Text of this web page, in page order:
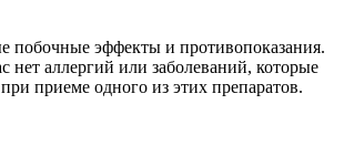
побочные эффекты и противопоказания.
нет аллергий или заболеваний, которые
приеме одного из этих препаратов.